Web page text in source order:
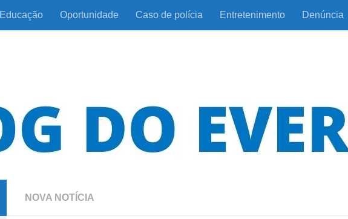
Educação Oportunidade Caso de polícia Entretenimento Denúncia
NOVA NOTÍCIA